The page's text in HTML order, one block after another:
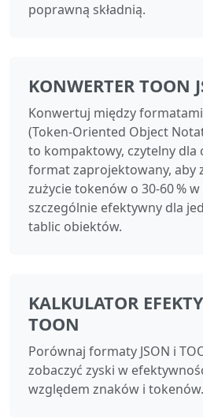
poprawną składnią.
KONWERTER TOON
Konwertuj między formatami
(Token-Oriented Object
to kompaktowy, czytelny dla
format zaprojektowany, aby
zużycie tokenów o 30‑60 % w
szczególnie efektywny dla
tablic obiektów.
KALKULATOR
TOON
Porównaj formaty JSON i
zobaczyć zyski w
względem znaków i tokenów.